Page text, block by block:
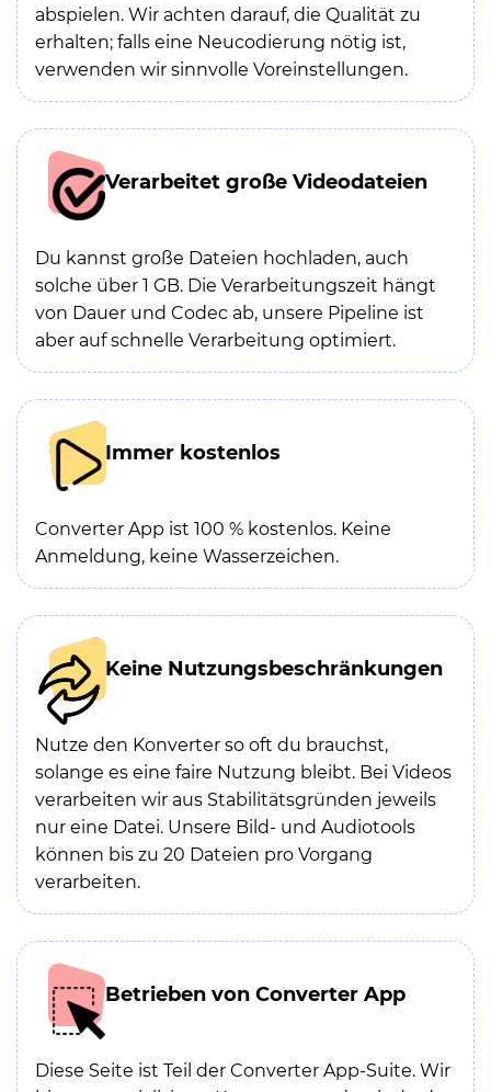
abspielen. Wir achten darauf, die Qualität zu
erhalten; falls eine Neucodierung nötig ist,
verwenden wir sinnvolle Voreinstellungen.
Verarbeitet große Videodateien
Du kannst große Dateien hochladen, auch
solche über 1 GB. Die Verarbeitungszeit hängt
von Dauer und Codec ab, unsere Pipeline ist
aber auf schnelle Verarbeitung optimiert.
Immer kostenlos
Converter App ist 100 % kostenlos. Keine
Anmeldung, keine Wasserzeichen.
Keine Nutzungsbeschränkungen
Nutze den Konverter so oft du brauchst,
solange es eine faire Nutzung bleibt. Bei Videos
verarbeiten wir aus Stabilitätsgründen jeweils
nur eine Datei. Unsere Bild- und Audiotools
können bis zu 20 Dateien pro Vorgang
verarbeiten.
Betrieben von Converter App
Diese Seite ist Teil der Converter App-Suite. Wir